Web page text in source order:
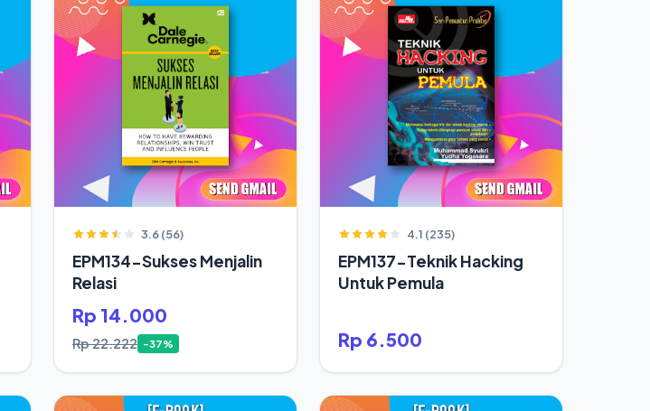
3.6 (56)
EPM134-Sukses Menjalin
Relasi
Rp 14.000
Rp 22.222 -37%
4.1 (235)
EPM137-Teknik Hacking
Untuk Pemula
Rp 6.500